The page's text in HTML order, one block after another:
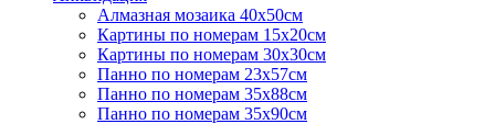
Алмазная мозаика 40х50см
Картины по номерам 15х20см
Картины по номерам 30х30см
Панно по номерам 23х57см
Панно по номерам 35х88см
Панно по номерам 35х90см